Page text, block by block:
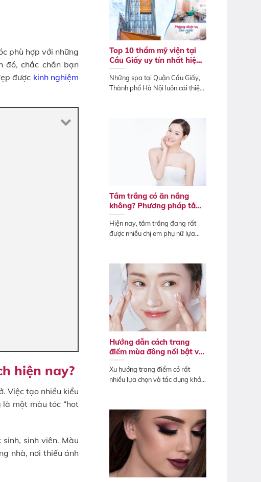
phù hợp với những
đó, chắc chắn bạn
được kinh nghiệm
hiện nay?
Việc tạo nhiều kiểu
là một màu tóc “hot
sinh viên. Màu
nhà, nơi thiếu ánh
Top 10 thẩm mỹ viện tại
Cầu Giấy uy tín nhất hiện
nay
Những spa tại Quận Cầu Giấy,
Thành phố Hà Nội luôn cải thiện
Tắm trắng có ăn nắng
không? Phương pháp tắm
trắng không bắt nắng
Hiện nay, tắm trắng đang rất
được nhiều chị em phụ nữ lựa
Hướng dẫn cách trang
điểm mùa đông nổi bật và
ấn tượng
Xu hướng trang điểm có rất
nhiều lựa chọn và tác dụng khác